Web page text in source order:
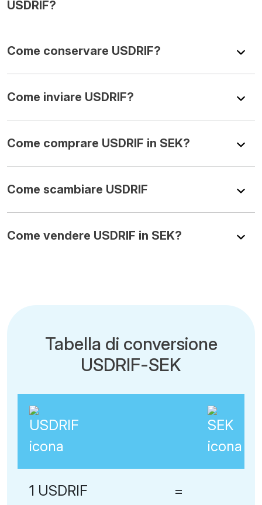
USDRIF?
Come conservare USDRIF?
Come inviare USDRIF?
Come comprare USDRIF in SEK?
Come scambiare USDRIF
Come vendere USDRIF in SEK?
Tabella di conversione
USDRIF-SEK
1 USDRIF =